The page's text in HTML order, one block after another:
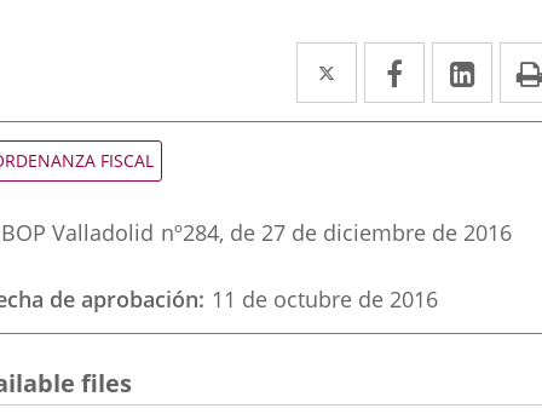
Twitter
Enlace
a
externa.
Facebook
Enlace
a
externa.
a
FISCAL
BOP Valladolid nº284, de 27 de diciembre de 2016
de aprobación 11 de octubre de 2016
files